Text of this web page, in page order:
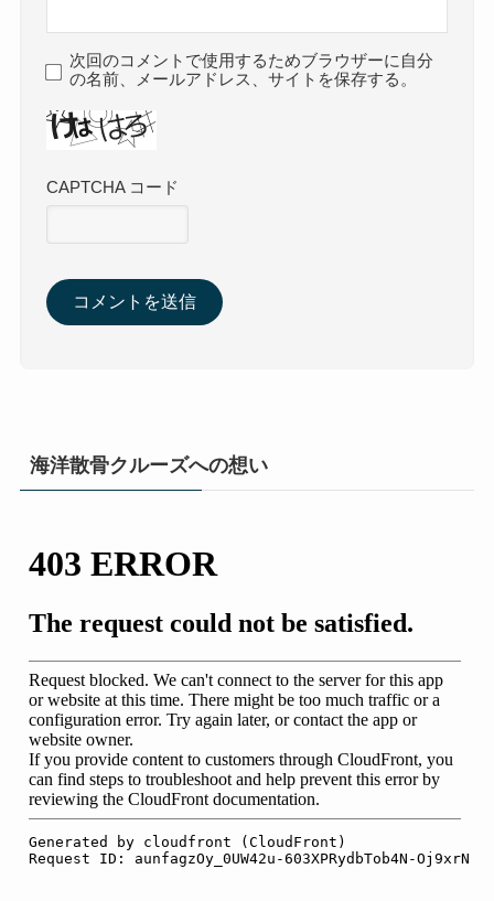
次回のコメントで使用するためブラウザーに自分
の名前、メールアドレス、サイトを保存する。
CAPTCHA コード
海洋散骨クルーズへの想い